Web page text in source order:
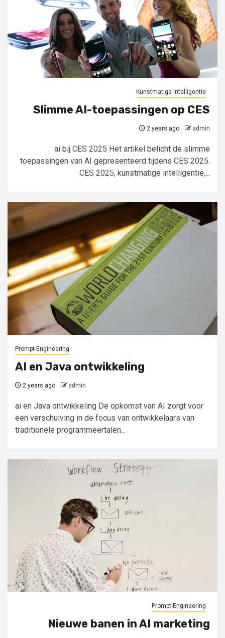
Kunstmatige intelligentie
Slimme AI-toepassingen op CES
2 years ago admin
ai bij CES 2025 Het artikel belicht de slimme
toepassingen van AI gepresenteerd tijdens CES 2025.
CES 2025, kunstmatige intelligentie,...
Prompt-Engineering
AI en Java ontwikkeling
2 years ago admin
ai en Java ontwikkeling De opkomst van AI zorgt voor
een verschuiving in de focus van ontwikkelaars van
traditionele programmeertalen...
Prompt-Engineering
Nieuwe banen in AI marketing